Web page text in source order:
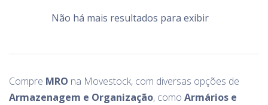
Não há mais resultados para exibir
Compre MRO na Movestock, com diversas opções de
Armazenagem e Organização, como Armários e